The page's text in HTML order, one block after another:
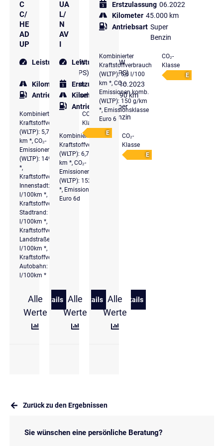
C
C/
HE
AD
UP
Leistung 100 kW
(136 PS)
Kilometer 10 km
Antriebsart
Diesel
Kombinierter
Kraftstoffverbrauch
(WLTP): 5,7 l/100
km *, CO₂-
Emissionen komb.
(WLTP): 149 g/km
*,
Kraftstoffverbrauch
Innenstadt: 6,6
l/100km *,
Kraftstoffverbrauch
Stadtrand: 5,6
l/100km *,
Kraftstoffverbrauch
Landstraße: 4,8
l/100km *,
Kraftstoffverbrauch
Autobahn: 6,2
l/100km *
CO₂-
Klasse
E
Alle
Werte
Details
zu Hyundai TUCSON 1.6 CRDi DCT Prime MATRIX/
UA
L/
N
AV
I
Leistung 132 kW
(179 PS)
Erstzulassung 10.2023
Kilometer 17.690 km
Antriebsart
Super
Benzin
Kombinierter
Kraftstoffverbrauch
(WLTP): 6,7 l/100
km *, CO₂-
Emissionen komb.
(WLTP): 152 g/km
*, Emissionsklasse
Euro 6d
CO₂-
Klasse
E
Alle
Werte
Details
zu Hyundai TUCSON 1.6 T-GDi DCT
Erstzulassung 06.2022
Kilometer 45.000 km
Antriebsart Super
Benzin
Kombinierter
Kraftstoffverbrauch
(WLTP): 6,6 l/100
km *, CO₂-
Emissionen komb.
(WLTP): 150 g/km
*, Emissionsklasse
Euro 6
CO₂-
Klasse
E
Alle
Werte
Details
zu Hyundai TUCSON 1.6
Zurück zu den Ergebnissen
Sie wünschen eine persönliche Beratung?